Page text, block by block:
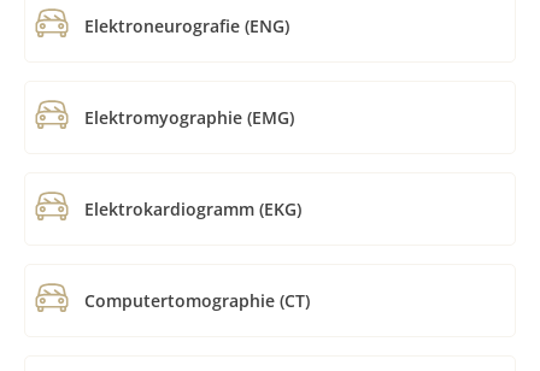
Elektroneurografie (ENG)
Elektromyographie (EMG)
Elektrokardiogramm (EKG)
Computertomographie (CT)